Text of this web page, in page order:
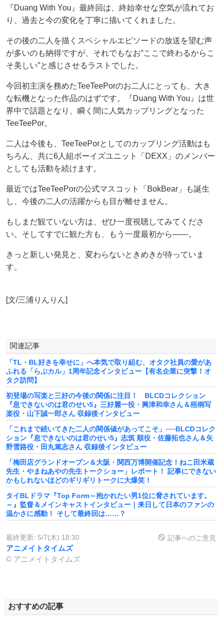
『Duang With You』最終回は、終始幸せな空気が流れてお
り、過去と今の変化を丁寧に描いてくれました。
その後の二人を描くスペシャルエピソードの放送を望む声
が多いのも納得ですが、それでもなお“ここで終わるからこ
そ美しい”と感じさせるラストでした。
今回初主演を務めたTeeTeePorのお二人にとっても、大き
な転機となった作品のはずです。『Duang With You』は世
界中で話題となり、瞬く間に人気カップリングとなった
TeeTeePor。
二人は今後も、TeeTeePorとしてのカップリング活動はも
ちろん、共に6人組ボーイズユニット「DEXX」のメンバー
としても活動を続けます。
最近ではTeeTeePorの公式マスコット「BokBear」も誕生
し、今後の二人の活躍からも目が離せません。
もしまだ観ていない方は、ぜひ一度視聴してみてくださ
い。そしてすでに観た方も、もう一度最初から――。
きっと新しい発見と、変わらないときめきが待っていま
す。
[文/三浦りんりん]
関連記事
「TL・BL好きを幸せに」へ本気で取り組む、オタク社員の愛があ
ふれる「らぶカル」1周年記念インタビュー【有名企業に突撃！オ
タク訪問】
初登場の写楽と三好の今後の関係に注目！ BLCDコレクション
『息できないのは君のせい5』三好麗一役・興津和幸さん＆梧桐写
楽役・山下誠一郎さん 収録後インタビュー
「これまで続いてきた二人の関係値があってこそ」──BLCDコレク
ション『息できないのは君のせい5』志筑 順役・佐藤拓也さん＆矢
野雪路役・田丸篤志さん 収録後インタビュー
「梅田店グランドオープン＆大阪・関西万博開催記念！ねこ田米蔵
先生・やまねあやの先生トークショー」レポート！ 記事にできない
かもしれないほどのギリギリトークに大爆笑！
タイBLドラマ『Top Form～抱かれたい男1位に脅されています。
～』監督＆メインキャストインタビュー｜来日して日本のファンの
温かさに感動！ そして最終回は……？
最終更新: 5/7(木) 18:30 記事へのご意見
アニメイトタイムズ
© アニメイトタイムズ
おすすめの記事